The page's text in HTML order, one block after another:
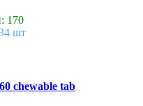
170
шт
chewable tab